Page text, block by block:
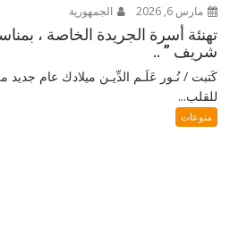
مارس 6, 2026 الجمهورية
تهنئة أسرة الجريدة الخاصة ،
شريف ” ..
كَتبت / نُـور عَلَـم الدِّيـن ميلادك عام جديد
للقلب...
منوعات